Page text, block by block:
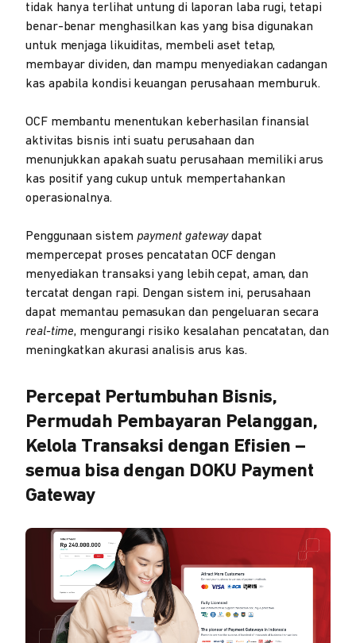
tidak hanya terlihat untung di laporan laba rugi, tetapi
benar-benar menghasilkan kas yang bisa digunakan
untuk menjaga likuiditas, membeli aset tetap,
membayar dividen, dan mampu menyediakan cadangan
kas apabila kondisi keuangan perusahaan memburuk.
OCF membantu menentukan keberhasilan finansial
aktivitas bisnis inti suatu perusahaan dan
menunjukkan apakah suatu perusahaan memiliki arus
kas positif yang cukup untuk mempertahankan
operasionalnya.
Penggunaan sistem payment gatewaydapat
mempercepat proses pencatatan OCF dengan
menyediakan transaksi yang lebih cepat, aman, dan
tercatat dengan rapi. Dengan sistem ini, perusahaan
dapat memantau pemasukan dan pengeluaran secara
real-time, mengurangi risiko kesalahan pencatatan, dan
meningkatkan akurasi analisis arus kas.
Percepat Pertumbuhan Bisnis,
Permudah Pembayaran Pelanggan,
Kelola Transaksi dengan Efisien –
semua bisa dengan DOKU Payment
Gateway